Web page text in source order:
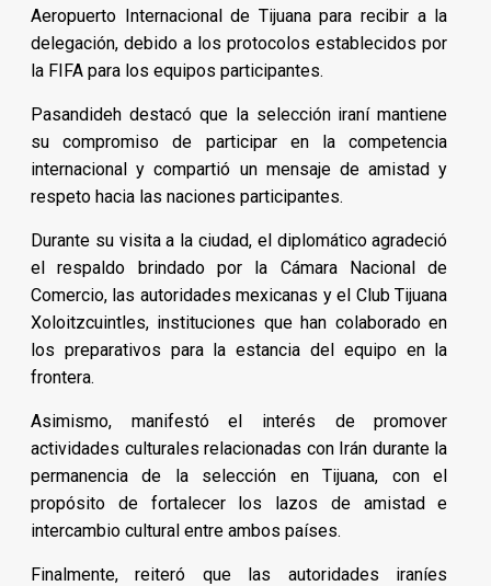
Aeropuerto Internacional de Tijuana para recibir a la
delegación, debido a los protocolos establecidos por
la FIFA para los equipos participantes.
Pasandideh destacó que la selección iraní mantiene
su compromiso de participar en la competencia
internacional y compartió un mensaje de amistad y
respeto hacia las naciones participantes.
Durante su visita a la ciudad, el diplomático agradeció
el respaldo brindado por la Cámara Nacional de
Comercio, las autoridades mexicanas y el Club Tijuana
Xoloitzcuintles, instituciones que han colaborado en
los preparativos para la estancia del equipo en la
frontera.
Asimismo, manifestó el interés de promover
actividades culturales relacionadas con Irán durante la
permanencia de la selección en Tijuana, con el
propósito de fortalecer los lazos de amistad e
intercambio cultural entre ambos países.
Finalmente, reiteró que las autoridades iraníes